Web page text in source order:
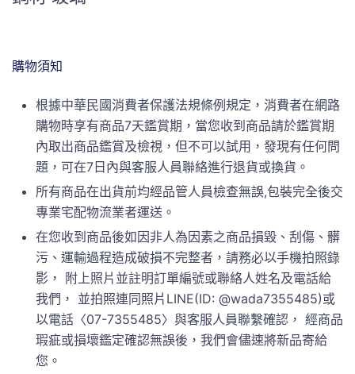
購物須知
根據中華民國消費者保護法規條例規定，消費者在網路
購物時享有商品7天鑑賞期，當您收到商品請於鑑賞期
內取出商品鑑賞及檢視，但不可以試用，發現有任何問
題，可在7日內與客服人員聯絡進行退貨或換貨。
所有商品在出貨前均經品管人員檢查無誤,包裝完全後交
專業宅配物流業者運送。
在您收到商品後如因非人為因素之商品損毀、刮傷、髒
污、運輸過程造成破損不完整者，請務必以手機拍照錄
影， 附上照片並註明訂單編號或聯絡人姓名及電話給
我們， 並拍照連同照片LINE(ID: @wada7355485)或
以電話〈07-7355485〉與客服人員聯繫確認， 經商品
瑕疵或損壞鑑定確認無誤後，我們會儘速將新品寄給
您。